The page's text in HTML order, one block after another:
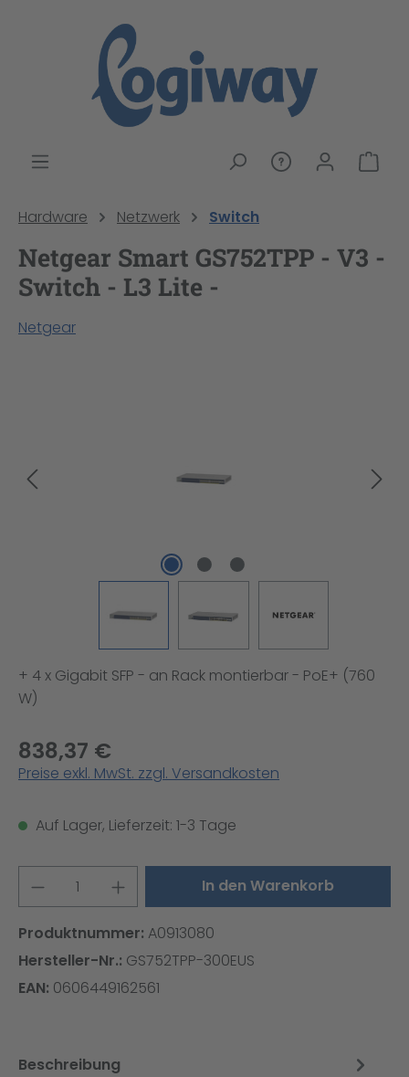
Hardware Netzwerk Switch
Netgear Smart GS752TPP - V3 -
Switch - L3 Lite -
Netgear
+ 4 x Gigabit SFP - an Rack montierbar - PoE+ (760
W)
838,37 €
Preise exkl. MwSt. zzgl. Versandkosten
Auf Lager, Lieferzeit: 1-3 Tage
Produkt Anzahl: Gib denIn den Warenkorb
Produktnummer: A0913080
Hersteller-Nr.: GS752TPP-300EUS
EAN: 0606449162561
Beschreibung